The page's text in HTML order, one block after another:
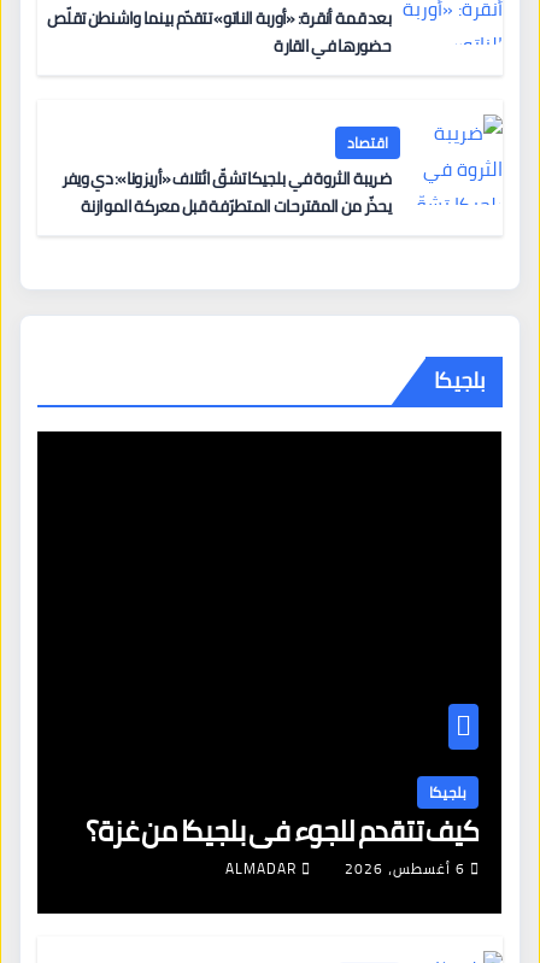
بعد قمة أنقرة: «أوربة الناتو» تتقدّم بينما واشنطن تقلّص
حضورها في القارة
اقتصاد
ضريبة الثروة في بلجيكا تشقّ ائتلاف «أريزونا»: دي ويفر
يحذّر من المقترحات المتطرّفة قبل معركة الموازنة
بلجيكا
بلجيكا
كيف تتقدم للجوء في بلجيكا من غزة؟
6 أغسطس، 2026 ALMADAR